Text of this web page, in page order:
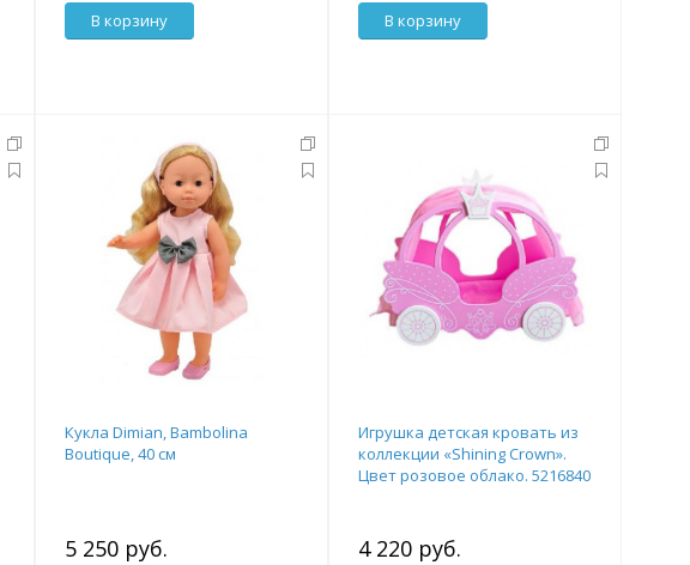
В корзину В корзину
Кукла Dimian, Bambolina
Boutique, 40 см
5 250 руб.
Игрушка детская кровать из
коллекции «Shining Crown».
Цвет розовое облако. 5216840
4 220 руб.